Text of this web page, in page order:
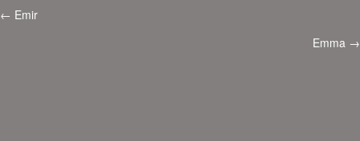
Posts
← Emir
Emma →